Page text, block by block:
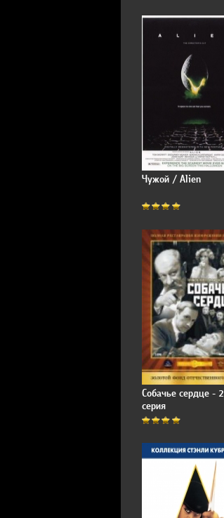
Чужой / Alien
Собачье сердце - 2
серия